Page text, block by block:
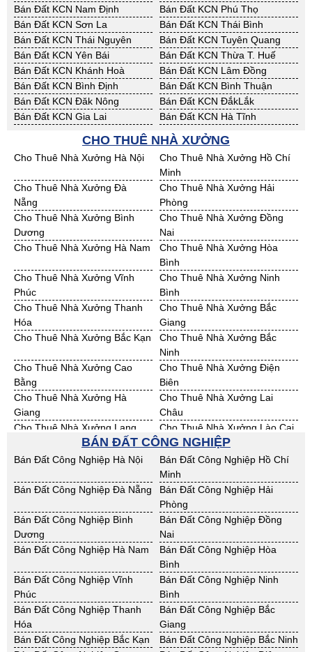
Bán Đất KCN Nam Định
Bán Đất KCN Phú Thọ
Bán Đất KCN Sơn La
Bán Đất KCN Thái Bình
Bán Đất KCN Thái Nguyên
Bán Đất KCN Tuyên Quang
Bán Đất KCN Yên Bái
Bán Đất KCN Thừa T. Huế
Bán Đất KCN Khánh Hoà
Bán Đất KCN Lâm Đồng
Bán Đất KCN Bình Định
Bán Đất KCN Bình Thuận
Bán Đất KCN Đăk Nông
Bán Đất KCN ĐắkLắk
Bán Đất KCN Gia Lai
Bán Đất KCN Hà Tĩnh
Bán Đất KCN Nghệ An
Bán Đất KCN Ninh Thuận
Bán Đất KCN Phú Yên
Bán Đất KCN Quảng Bình
Bán Đất KCN Quảng Nam
Bán Đất KCN Quảng Ngãi
Bán Đất KCN Bà Rịa - VT
Bán Đất KCN Cần Thơ
Bán Đất KCN An Giang
Bán Đất KCN Bạc Liêu
Bán Đất KCN Bến Tre
Bán Đất KCN Bình Phước
Bán Đất KCN Cà Mau
Bán Đất KCN Đồng Tháp
Bán Đất KCN Hậu Giang
Bán Đất KCN Kiên Giang
Bán Đất KCN Long An
Bán Đất KCN Sóc Trăng
Bán Đất KCN Tây Ninh
Bán Đất KCN Tiền Giang
Bán Đất KCN Trà Vinh
Bán Đất KCN Vĩnh Long
Bán Đất KCN Hải Dương
Bán Đất KCN Hưng Yên
Bán Đất KCN Quảng Ninh
CHO THUÊ NHÀ XƯỞNG
Cho Thuê Nhà Xưởng Hà Nội
Cho Thuê Nhà Xưởng Hồ Chí
Minh
Cho Thuê Nhà Xưởng Đà
Nẵng
Cho Thuê Nhà Xưởng Hải
Phòng
Cho Thuê Nhà Xưởng Bình
Dương
Cho Thuê Nhà Xưởng Đồng
Nai
Cho Thuê Nhà Xưởng Hà Nam
Cho Thuê Nhà Xưởng Hòa
Bình
Cho Thuê Nhà Xưởng Vĩnh
Phúc
Cho Thuê Nhà Xưởng Ninh
Bình
Cho Thuê Nhà Xưởng Thanh
Hóa
Cho Thuê Nhà Xưởng Bắc
Giang
Cho Thuê Nhà Xưởng Bắc Kạn
Cho Thuê Nhà Xưởng Bắc
Ninh
Cho Thuê Nhà Xưởng Cao
Bằng
Cho Thuê Nhà Xưởng Điện
Biên
Cho Thuê Nhà Xưởng Hà
Giang
Cho Thuê Nhà Xưởng Lai
Châu
Cho Thuê Nhà Xưởng Lạng
Cho Thuê Nhà Xưởng Lào Cai
Cho Thuê Nhà Xưởng Nam
Cho Thuê Nhà Xưởng Phú Thọ
Cho Thuê Nhà Xưởng Sơn La
Cho Thuê Nhà Xưởng Thái
Bình
Cho Thuê Nhà Xưởng Thái
Nguyên
Cho Thuê Nhà Xưởng Tuyên
Quang
Cho Thuê Nhà Xưởng Yên Bái
Cho Thuê Nhà Xưởng Thừa T.
Huế
Cho Thuê Nhà Xưởng Khánh
Hoà
Cho Thuê Nhà Xưởng Lâm
Đồng
Cho Thuê Nhà Xưởng Bình
Định
Cho Thuê Nhà Xưởng Bình
Thuận
Cho Thuê Nhà Xưởng Đăk
Cho Thuê Nhà Xưởng ĐắkLắk
BÁN ĐẤT CÔNG NGHIỆP
Bán Đất Công Nghiệp Hà Nội
Bán Đất Công Nghiệp Hồ Chí
Minh
Bán Đất Công Nghiệp Đà Nẵng
Bán Đất Công Nghiệp Hải
Phòng
Bán Đất Công Nghiệp Bình
Dương
Bán Đất Công Nghiệp Đồng
Nai
Bán Đất Công Nghiệp Hà Nam
Bán Đất Công Nghiệp Hòa
Bình
Bán Đất Công Nghiệp Vĩnh
Phúc
Bán Đất Công Nghiệp Ninh
Bình
Bán Đất Công Nghiệp Thanh
Hóa
Bán Đất Công Nghiệp Bắc
Giang
Bán Đất Công Nghiệp Bắc Kạn
Bán Đất Công Nghiệp Bắc Ninh